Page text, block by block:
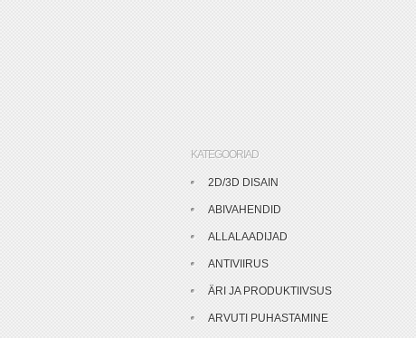
KATEGOORIAD
2D/3D DISAIN
ABIVAHENDID
ALLALAADIJAD
ANTIVIIRUS
ÄRI JA PRODUKTIIVSUS
ARVUTI PUHASTAMINE